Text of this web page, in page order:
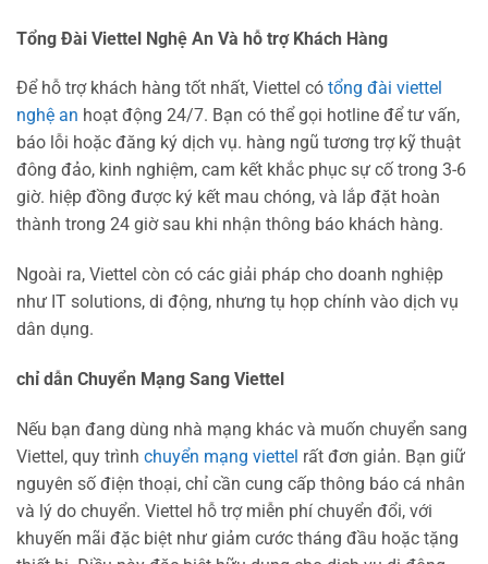
Tổng Đài Viettel Nghệ An Và hỗ trợ Khách Hàng
Để hỗ trợ khách hàng tốt nhất, Viettel có tổng đài viettel
nghệ an hoạt động 24/7. Bạn có thể gọi hotline để tư vấn,
báo lỗi hoặc đăng ký dịch vụ. hàng ngũ tương trợ kỹ thuật
đông đảo, kinh nghiệm, cam kết khắc phục sự cố trong 3-6
giờ. hiệp đồng được ký kết mau chóng, và lắp đặt hoàn
thành trong 24 giờ sau khi nhận thông báo khách hàng.
Ngoài ra, Viettel còn có các giải pháp cho doanh nghiệp
như IT solutions, di động, nhưng tụ họp chính vào dịch vụ
dân dụng.
chỉ dẫn Chuyển Mạng Sang Viettel
Nếu bạn đang dùng nhà mạng khác và muốn chuyển sang
Viettel, quy trình chuyển mạng viettel rất đơn giản. Bạn giữ
nguyên số điện thoại, chỉ cần cung cấp thông báo cá nhân
và lý do chuyển. Viettel hỗ trợ miễn phí chuyển đổi, với
khuyến mãi đặc biệt như giảm cước tháng đầu hoặc tặng